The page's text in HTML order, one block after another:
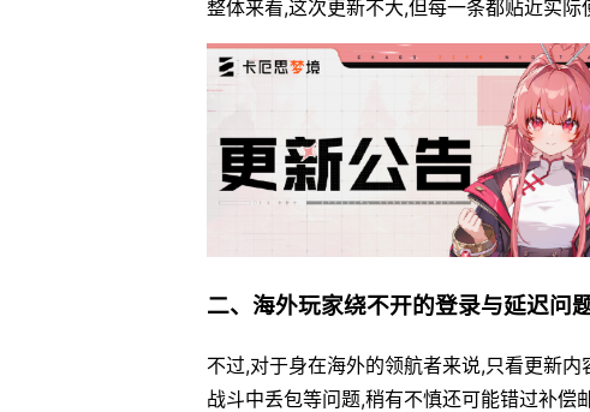
整体来看,这次更新不大,但每一条都贴近实
二、海外玩家绕不开的登录与延迟问
不过,对于身在海外的领航者来说,只看更新
战斗中丢包等问题,稍有不慎还可能错过补偿